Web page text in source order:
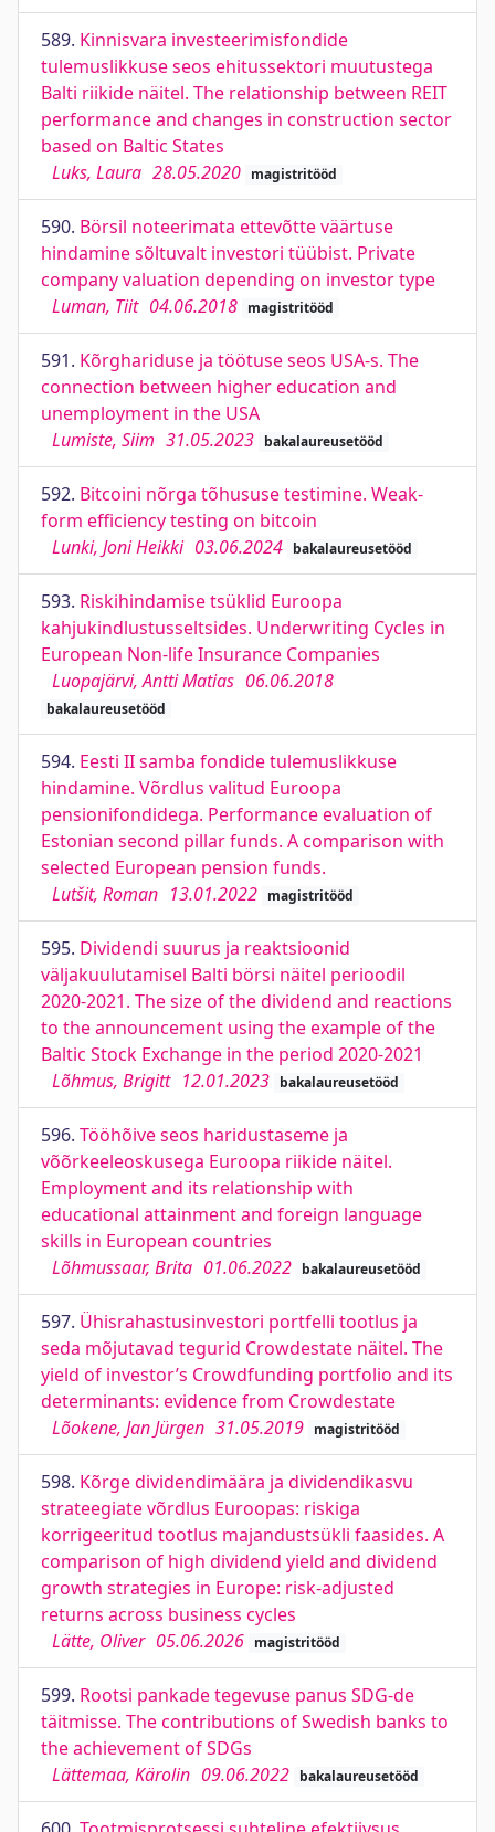
589. Kinnisvara investeerimisfondide
tulemuslikkuse seos ehitussektori muutustega
Balti riikide näitel. The relationship between REIT
performance and changes in construction sector
based on Baltic States
Luks, Laura 28.05.2020 magistritööd
590. Börsil noteerimata ettevõtte väärtuse
hindamine sõltuvalt investori tüübist. Private
company valuation depending on investor type
Luman, Tiit 04.06.2018 magistritööd
591. Kõrghariduse ja töötuse seos USA-s. The
connection between higher education and
unemployment in the USA
Lumiste, Siim 31.05.2023 bakalaureusetööd
592. Bitcoini nõrga tõhususe testimine. Weak-
form efficiency testing on bitcoin
Lunki, Joni Heikki 03.06.2024 bakalaureusetööd
593. Riskihindamise tsüklid Euroopa
kahjukindlustusseltsides. Underwriting Cycles in
European Non-life Insurance Companies
Luopajärvi, Antti Matias 06.06.2018
bakalaureusetööd
594. Eesti II samba fondide tulemuslikkuse
hindamine. Võrdlus valitud Euroopa
pensionifondidega. Performance evaluation of
Estonian second pillar funds. A comparison with
selected European pension funds.
Lutšit, Roman 13.01.2022 magistritööd
595. Dividendi suurus ja reaktsioonid
väljakuulutamisel Balti börsi näitel perioodil
2020-2021. The size of the dividend and reactions
to the announcement using the example of the
Baltic Stock Exchange in the period 2020-2021
Lõhmus, Brigitt 12.01.2023 bakalaureusetööd
596. Tööhõive seos haridustaseme ja
võõrkeeleoskusega Euroopa riikide näitel.
Employment and its relationship with
educational attainment and foreign language
skills in European countries
Lõhmussaar, Brita 01.06.2022 bakalaureusetööd
597. Ühisrahastusinvestori portfelli tootlus ja
seda mõjutavad tegurid Crowdestate näitel. The
yield of investor’s Crowdfunding portfolio and its
determinants: evidence from Crowdestate
Lõokene, Jan Jürgen 31.05.2019 magistritööd
598. Kõrge dividendimäära ja dividendikasvu
strateegiate võrdlus Euroopas: riskiga
korrigeeritud tootlus majandustsükli faasides. A
comparison of high dividend yield and dividend
growth strategies in Europe: risk-adjusted
returns across business cycles
Lätte, Oliver 05.06.2026 magistritööd
599. Rootsi pankade tegevuse panus SDG-de
täitmisse. The contributions of Swedish banks to
the achievement of SDGs
Lättemaa, Kärolin 09.06.2022 bakalaureusetööd